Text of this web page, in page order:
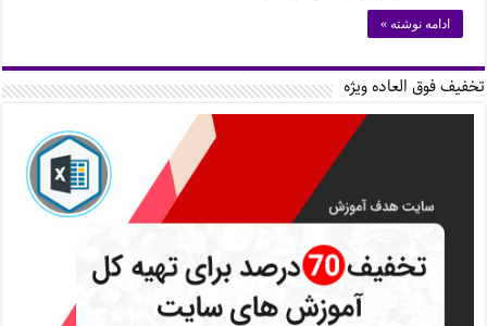
ادامه نوشته »
تخفیف فوق العاده ویژه